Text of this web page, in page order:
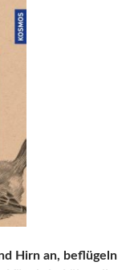
Hirn an, beflügeln